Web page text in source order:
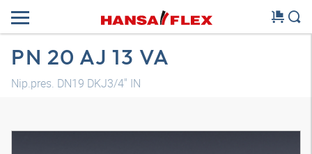
PN 20 AJ 13 VA
Nip.pres. DN19 DKJ3/4" IN